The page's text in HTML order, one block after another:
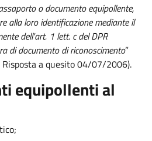
o documento equipollente,
alla loro identificazione mediante il
dell'art. 1 lett. c del DPR
di documento di riconoscimento”
a quesito 04/07/2006).
equipollenti al